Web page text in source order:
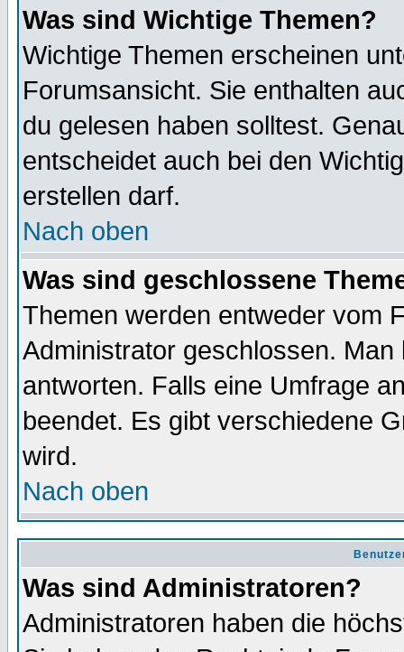
Was sind Wichtige Themen?
Wichtige Themen erscheinen
Forumsansicht. Sie enthalten
du gelesen haben solltest.
entscheidet auch bei den
erstellen darf.
Nach oben
Was sind geschlossene
Themen werden entweder vom
Administrator geschlossen.
antworten. Falls eine Umfrage
beendet. Es gibt verschiedene
wird.
Nach oben
Was sind Administratoren?
Administratoren haben die